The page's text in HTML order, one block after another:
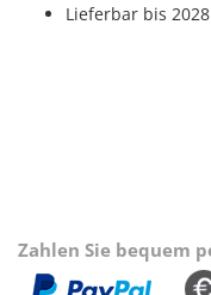
Lieferbar bis 2028
Zahlen Sie bequem